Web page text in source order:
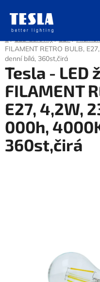
obsah
/ LED žárovky / E27 /
FILAMENT RETRO BULB,
denní bílá, 360st,čirá
Tesla - LED
FILAMENT
E27, 4,2W,
000h,
360st,čirá